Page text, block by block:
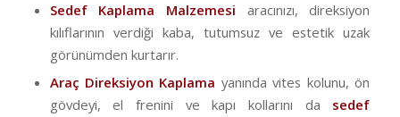
Sedef Kaplama Malzemesi aracınızı, direksiyon
kılıflarının verdiği kaba, tutumsuz ve estetik uzak
görünümden kurtarır.
Araç Direksiyon Kaplama yanında vites kolunu, ön
gövdeyi, el frenini ve kapı kollarını da sedef